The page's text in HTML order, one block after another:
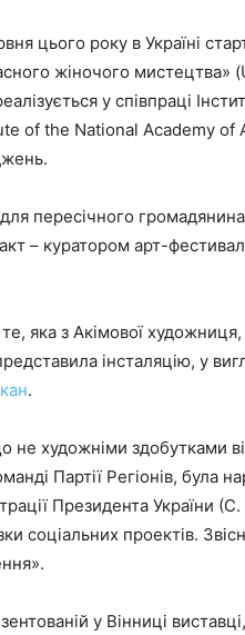
цього року в Україні
жіночого
у співпраці
of the National Academy of
пересічного
– куратором арт-
яка з Акімової
інсталяцію, у
.
не художніми здобутками
Партії Регіонів,
Президента України
соціальних проектів.
у Вінниці